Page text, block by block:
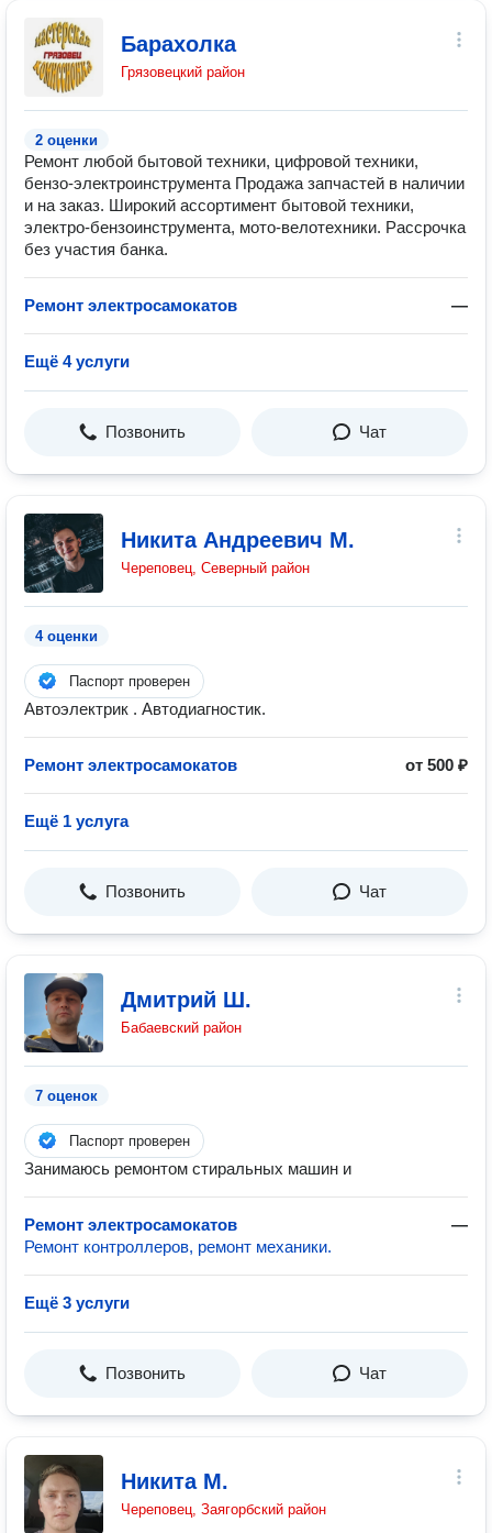
Барахолка
Грязовецкий район
2 оценки
Ремонт любой бытовой техники, цифровой техники,
бензо-электроинструмента Продажа запчастей в наличии
и на заказ. Широкий ассортимент бытовой техники,
электро-бензоинструмента, мото-велотехники. Рассрочка
без участия банка.
Ремонт электросамокатов —
Ещё 4 услуги
Позвонить Чат
Никита Андреевич М.
Череповец, Северный район
4 оценки
Паспорт проверен
Автоэлектрик . Автодиагностик.
Ремонт электросамокатов от 500 ₽
Ещё 1 услуга
Позвонить Чат
Дмитрий Ш.
Бабаевский район
7 оценок
Паспорт проверен
Занимаюсь ремонтом стиральных машин и
Ремонт электросамокатов
—
Ремонт контроллеров, ремонт механики.
Ещё 3 услуги
Позвонить Чат
Никита М.
Череповец, Заягорбский район